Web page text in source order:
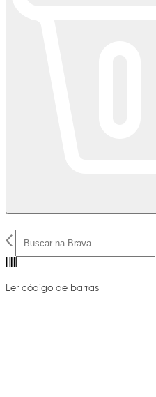
Ler código de barras